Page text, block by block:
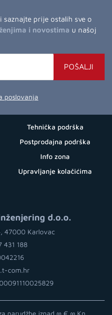
saznajte prije ostalih sve o
i novostima u našoj
POŠALJI
poslovanja
Tehnička podrška
Postprodajna podrška
Info zona
Upravljanje kolačićima
d.o.o.
47000 Karlovac
431 188
com.hr
narudžbe iznad ∞ € ∞ Kn